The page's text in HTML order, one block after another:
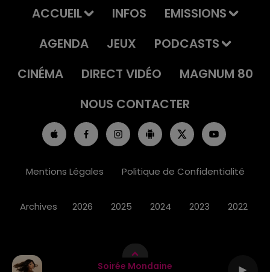
Soirée Mondaine
ACCUEIL INFOS
EMISSIONS
AGENDA
JEUX
PODCASTS
CINÉMA
DIRECT VIDÉO
MAGNUM 80
NOUS CONTACTER
Mentions Légales Politique de Confidentialité
Archives 2026 2025 2024 2023 2022